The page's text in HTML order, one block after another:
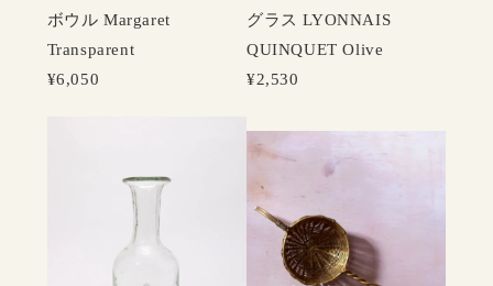
ボウル Margaret
Transparent
¥6,050
グラス LYONNAIS
QUINQUET Olive
¥2,530